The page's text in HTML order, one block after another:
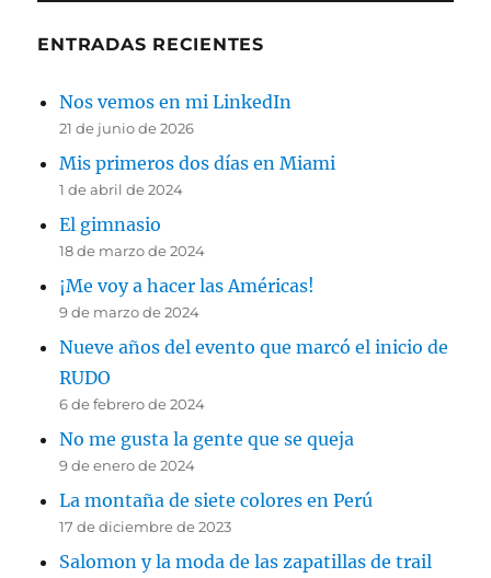
ENTRADAS RECIENTES
Nos vemos en mi LinkedIn
21 de junio de 2026
Mis primeros dos días en Miami
1 de abril de 2024
El gimnasio
18 de marzo de 2024
¡Me voy a hacer las Américas!
9 de marzo de 2024
Nueve años del evento que marcó el inicio de
RUDO
6 de febrero de 2024
No me gusta la gente que se queja
9 de enero de 2024
La montaña de siete colores en Perú
17 de diciembre de 2023
Salomon y la moda de las zapatillas de trail